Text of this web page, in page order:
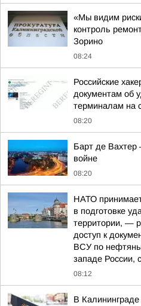
«Мы видим
контроль
Зорино
08:24
Российские
документам об
терминалам на
08:20
Барт де Вахтер
войне
08:20
НАТО
в подготовке
территории, —
доступ к
ВСУ по
западе
08:12
В